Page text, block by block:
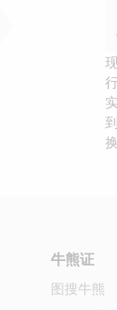
牛熊证
图搜牛熊